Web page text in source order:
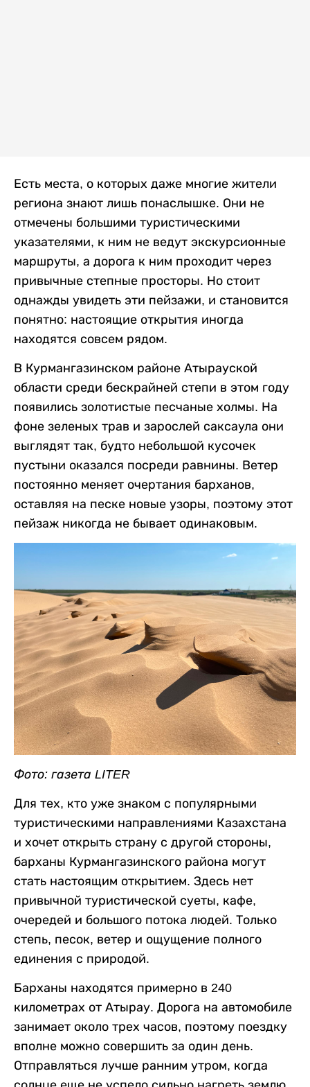
Есть места, о которых даже многие жители
региона знают лишь понаслышке. Они не
отмечены большими туристическими
указателями, к ним не ведут экскурсионные
маршруты, а дорога к ним проходит через
привычные степные просторы. Но стоит
однажды увидеть эти пейзажи, и становится
понятно: настоящие открытия иногда
находятся совсем рядом.
В Курмангазинском районе Атырауской
области среди бескрайней степи в этом году
появились золотистые песчаные холмы. На
фоне зеленых трав и зарослей саксаула они
выглядят так, будто небольшой кусочек
пустыни оказался посреди равнины. Ветер
постоянно меняет очертания барханов,
оставляя на песке новые узоры, поэтому этот
пейзаж никогда не бывает одинаковым.
Фото: газета LITER
Для тех, кто уже знаком с популярными
туристическими направлениями Казахстана
и хочет открыть страну с другой стороны,
барханы Курмангазинского района могут
стать настоящим открытием. Здесь нет
привычной туристической суеты, кафе,
очередей и большого потока людей. Только
степь, песок, ветер и ощущение полного
единения с природой.
Барханы находятся примерно в 240
километрах от Атырау. Дорога на автомобиле
занимает около трех часов, поэтому поездку
вполне можно совершить за один день.
Отправляться лучше ранним утром, когда